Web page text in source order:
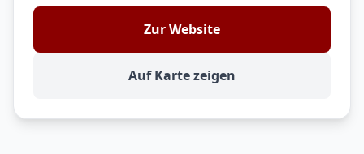
Zur Website
Auf Karte zeigen